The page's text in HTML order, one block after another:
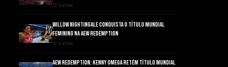
12 d atrás
WILLOW NIGHTINGALE CONQUISTA O TÍTULO MUNDIAL
FEMININO NA AEW REDEMPTION
12 d atrás
AEW REDEMPTION: KENNY OMEGA RETÉM TÍTULO MUNDIAL